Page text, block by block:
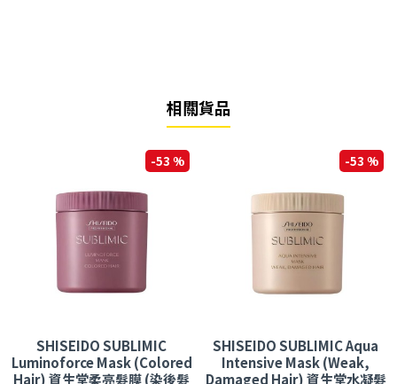
相關貨品
-53 %
SHISEIDO SUBLIMIC
Luminoforce Mask (Colored
Hair) 資生堂柔亮髮膜 (染後髮
-53 %
SHISEIDO SUBLIMIC Aqua
Intensive Mask (Weak,
Damaged Hair) 資生堂水凝髮